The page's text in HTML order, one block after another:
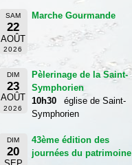
SAM
22
AOÛT
2026
Marche Gourmande
DIM
23
AOÛT
2026
Pèlerinage de la Saint-
Symphorien
10h30
église de Saint-
Symphorien
DIM
20
43ème édition des
journées du patrimoine